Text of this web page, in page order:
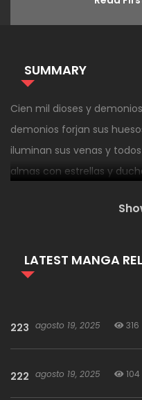
SUMMARY
Cien mil dioses y
demonios forjan sus
iluminan sus venas y
almas con estrellas y
debido a una batalla con
Nueve Reinos. Sin
ha transformado en un
LATEST MANGA
223 agosto 19, 2025 316
222 agosto 19, 2025 104